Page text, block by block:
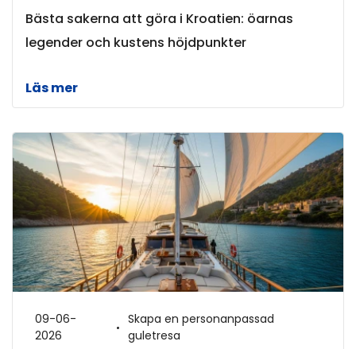
Bästa sakerna att göra i Kroatien: öarnas
legender och kustens höjdpunkter
Läs mer
09-06-
2026
Skapa en personanpassad
guletresa